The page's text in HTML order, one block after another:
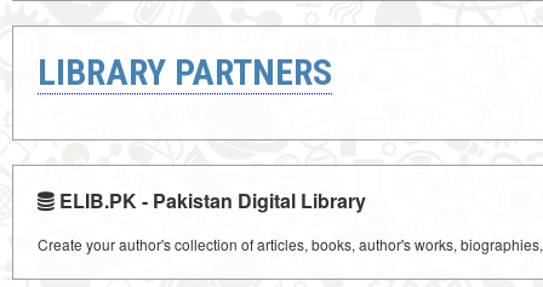
LIBRARY PARTNERS
ELIB.PK - Pakistan Digital Library
Create your author's collection of articles, books, author's works,